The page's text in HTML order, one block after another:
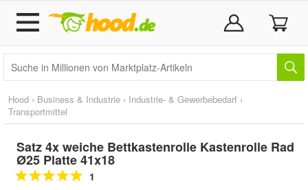
Hood › Business & Industrie › Industrie- & Gewerbebedarf ›
Transportmittel
Satz 4x weiche Bettkastenrolle Kastenrolle Rad
Ø25 Platte 41x18
1